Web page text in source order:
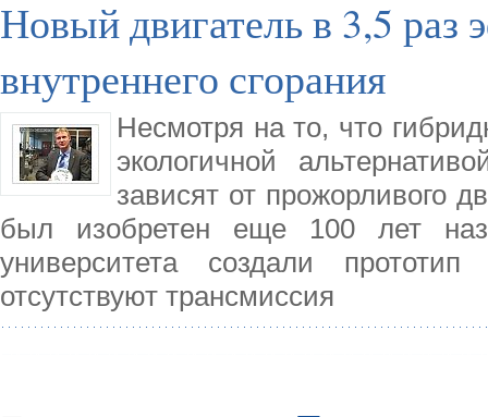
Новый двигатель в 3,5 раз
внутреннего сгорания
Несмотря на то, что
экологичной
зависят от прожорливого
был изобретен еще 100 лет
университета создали
отсутствуют трансмиссия